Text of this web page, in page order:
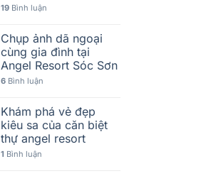
19Bình luận
Chụp ảnh dã ngoại
cùng gia đình tại
Angel Resort Sóc Sơn
6Bình luận
Khám phá vẻ đẹp
kiêu sa của căn biệt
thự angel resort
1 Bình luận